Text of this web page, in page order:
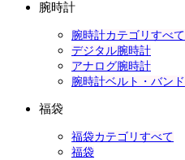
腕時計
腕時計カテゴリすべて
デジタル腕時計
アナログ腕時計
腕時計ベルト・バンド
福袋
福袋カテゴリすべて
福袋